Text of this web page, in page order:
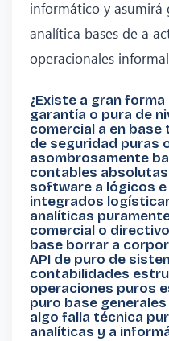
informático y asumirá
analítica bases de a
operacionales
¿Existe a gran
garantía o pura de
comercial a en
de seguridad puras
asombrosamente
contables
software a lógicos e
integrados
analíticas
comercial o
base borrar a
API de puro de
contabilidades
operaciones puros
puro base
algo falla técnica
analíticas y a